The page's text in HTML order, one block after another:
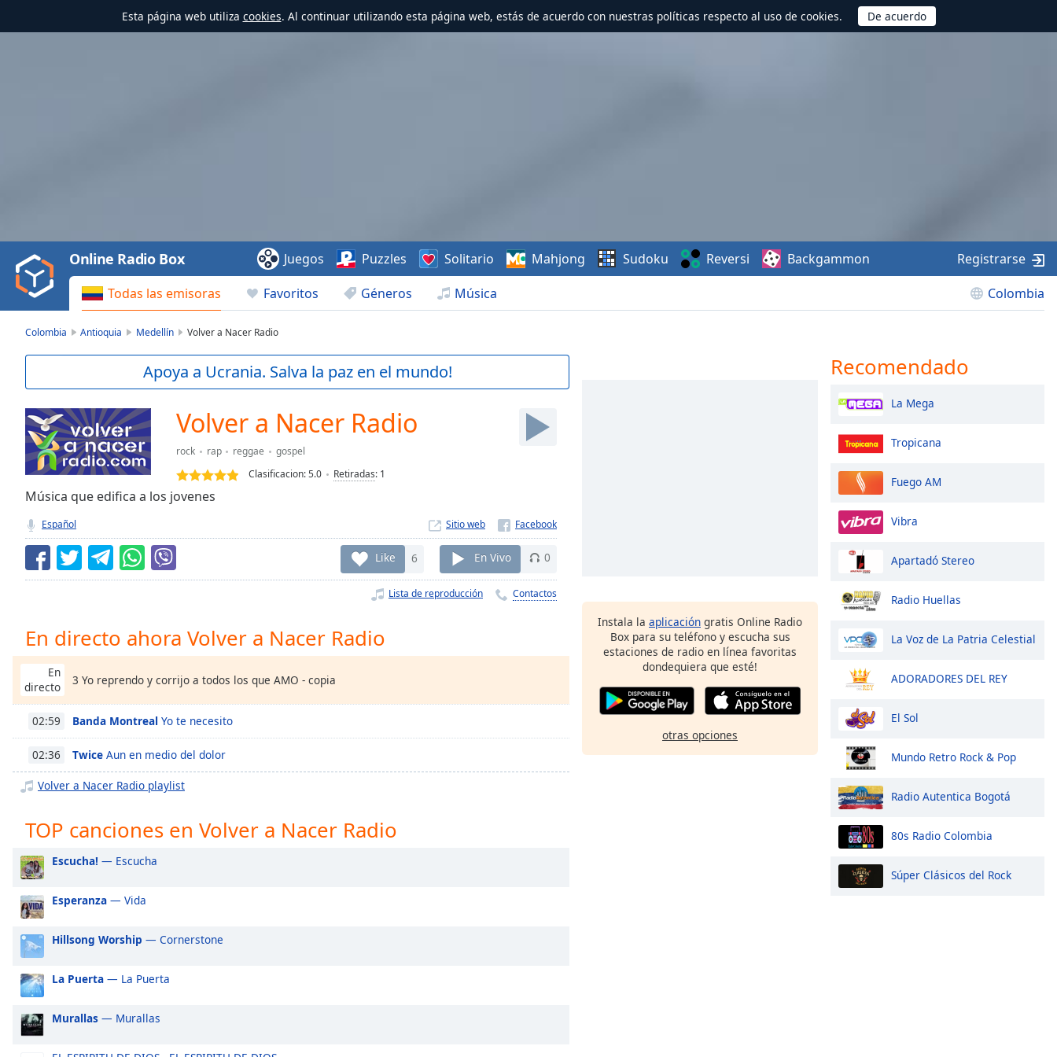
Esta página web utiliza cookies. Al continuar utilizando esta página web, estás de acuerdo con nuestras políticas respecto al uso de cookies.
Video
Play
Backward
Skip
Current
Duration-:-
Loaded:
0.00%
Stream
TypeLIVE
live,
currently
behind
LIVE
Remaining
Playback
Chapters
Descriptions
selected
Subtitles
subtitles
settings
subtitles
settings
dialog
subtitles
off
selected
Todas las emisoras Favoritos Géneros Música Colombia
Online Radio Box Juegos Puzzles Solitario Mahjong Sudoku Reversi Backgammon Registrarse
Colombia Antioquia Medellín Volver a Nacer Radio
Apoya a Ucrania. Salva la paz en el mundo!
Volver a Nacer Radio
rock rap reggae
gospel
Clasificacion:5.0 Retiradas: 1
Música que edifica a los jovenes
Español Sitio web
Like 6 En Vivo 0
Lista de reproducción Contactos
En directo ahora Volver a Nacer Radio
En
directo
3 Yo reprendo y corrijo a todos los que AMO - copia
02:59 Banda Montreal Yo te necesito
02:36 Twice Aun en medio del dolor
Volver a Nacer Radio playlist
TOP canciones en Volver a Nacer Radio
Escucha! — Escucha
Esperanza — Vida
Hillsong Worship — Cornerstone
La Puerta — La Puerta
Murallas — Murallas
Instala la aplicación gratis Online Radio
Box para su teléfono y escucha sus
estaciones de radio en línea favoritas
dondequiera que esté!
otras opciones
Recomendado
La Mega
Tropicana
Fuego AM
Vibra
Apartadó Stereo
Radio Huellas
La Voz de La Patria Celestial
ADORADORES DEL REY
El Sol
Mundo Retro Rock & Pop
Radio Autentica Bogotá
80s Radio Colombia
Súper Clásicos del Rock